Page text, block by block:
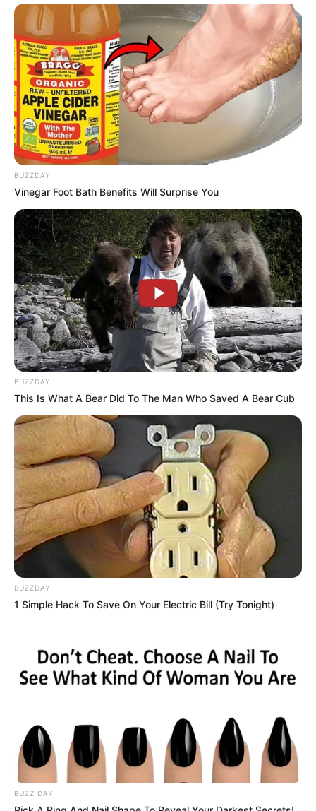
BUZZDAY
Vinegar Foot Bath Benefits Will Surprise You
BUZZDAY
This Is What A Bear Did To The Man Who Saved A Bear Cub
BUZZDAY
1 Simple Hack To Save On Your Electric Bill (Try Tonight)
BUZZ DAY